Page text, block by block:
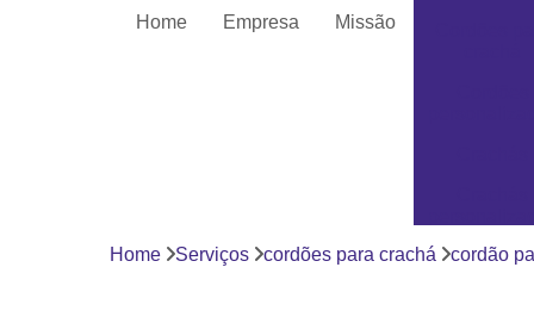
Home Empresa Missão
Home Serviços cordões para crachá cordão